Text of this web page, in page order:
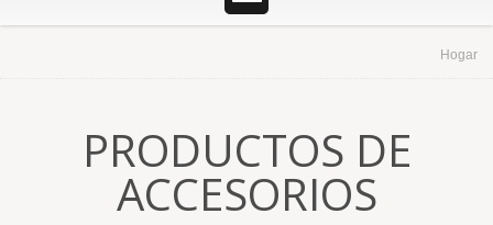
Hogar
PRODUCTOS DE
ACCESORIOS